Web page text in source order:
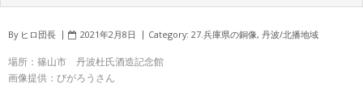
By ヒロ団長 2021年2月8日 Category: 27.兵庫県の銅像, 丹波/北播地域
場所：篠山市 丹波杜氏酒造記念館
画像提供：びがろうさん